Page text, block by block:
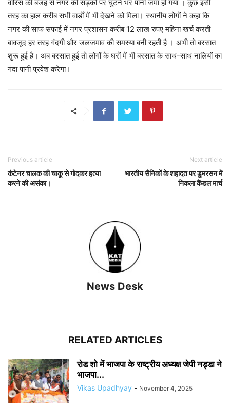
वारिस की बजह से नगर की सड़कों पर घुटने भर पानी जमा हो गया । कुछ इसी
तरह का हाल करीब सभी वार्डों में भी देखने को मिला। स्थानीय लोगों ने कहा कि
नगर की साफ सफाई में नगर प्रशासन करीब 12 लाख रुपए महिना खर्च करती
बावजूद हर तरह गंदगी और जलजमाव की समस्या बनी रहती है । अभी तो बरसात
शुरू हुई है। अब बरसात हुई तो लोगों के घरों में भी बरसात के साथ-साथ नालियों का
गंदा पानी प्रवेश करेगा।
Previous article
कंटेनर चालक की चाकू से गोदकर हत्या
करने की असंका।
Next article
भारतीय सैनिकों के शहादत पर डुमरसन में
निकला कैंडल मार्च
News Desk
RELATED ARTICLES
रोड शो में भाजपा के राष्ट्रीय अध्यक्ष जेपी नड्डा ने
भाजपा...
Vikas Upadhyay - November 4, 2025